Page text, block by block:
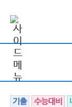
기출 수능대비